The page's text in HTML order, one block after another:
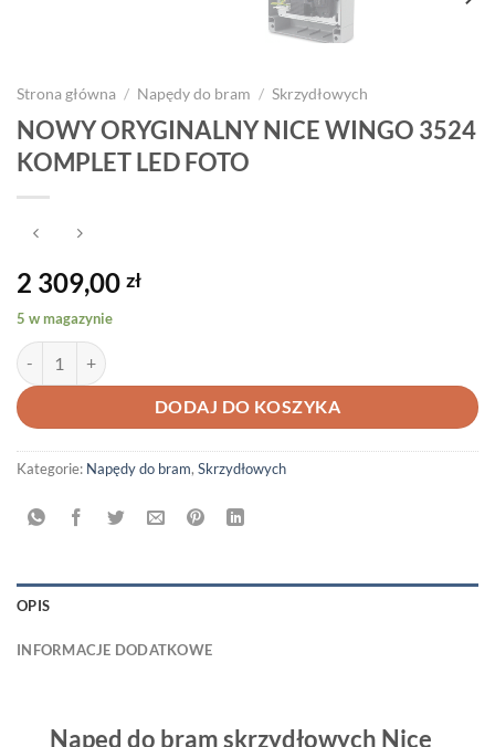
Strona główna / Napędy do bram / Skrzydłowych
NOWY ORYGINALNY NICE WINGO 3524
KOMPLET LED FOTO
2 309,00 zł
5 w magazynie
ilość NOWY ORYGINALNY NICE WINGO 3524 KOMPLET LED FOTO
DODAJ DO KOSZYKA
Kategorie: Napędy do bram, Skrzydłowych
OPIS
INFORMACJE DODATKOWE
Napęd do bram skrzydłowych Nice